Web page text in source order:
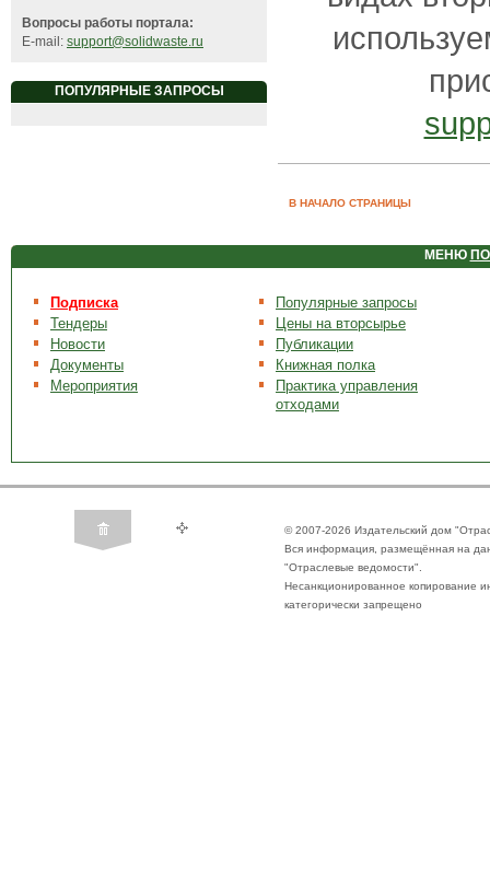
Вопросы работы портала:
E-mail: support@solidwaste.ru
ПОПУЛЯРНЫЕ ЗАПРОСЫ
В НАЧАЛО СТРАНИЦЫ
МЕНЮ
Подписка
Тендеры
Новости
Документы
Мероприятия
Популярные запросы
Цены на вторсырье
Публикации
Книжная полка
Практика управления
отходами
© 2007-2026 Издательский дом
Вся информация, размещённая на
"Отраслевые ведомости".
Несанкционированное копирование
категорически запрещено